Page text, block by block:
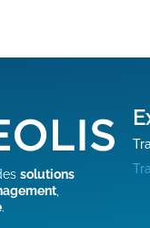
solutions
,
.